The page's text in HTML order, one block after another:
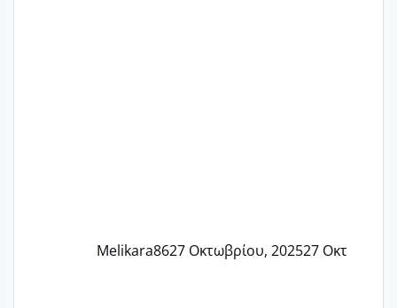
Melikara8627 Οκτωβρίου, 202527 Οκτ